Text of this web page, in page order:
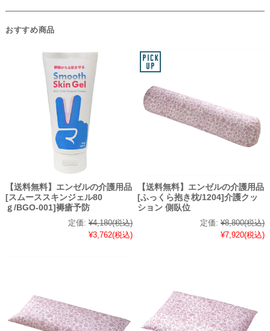
おすすめ商品
【送料無料】エンゼルの介護用品
[スムーススキンジェル80
ｇ/BGO-001]褥瘡予防
定価: ¥4,180(税込)
¥3,762(税込)
【送料無料】エンゼルの介護用品
[ふっくら抱き枕/1204]介護クッ
ション 側臥位
定価: ¥8,800(税込)
¥7,920(税込)